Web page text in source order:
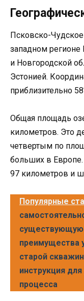
Псковско-
западном регионе
и Новгородской
Эстонией.
приблизительно
Общая площадь
километров. Это
четвертым по
больших в
97 километров и
Популярные
существующую
преимущества
старой
инструкция
процесса